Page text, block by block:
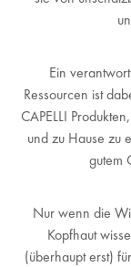
Ein
Ressourcen ist
CAPELLI
und zu Hause zu
gutem
Nur wenn die
Kopfhaut
(überhaupt erst)